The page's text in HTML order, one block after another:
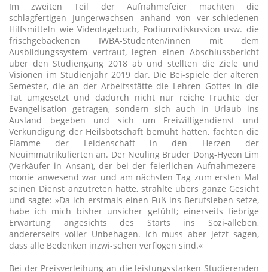
Im zweiten Teil der Aufnahmefeier machten die
schlagfertigen Jungerwachsen anhand von ver-schiedenen
Hilfsmitteln wie Videotagebuch, Podiumsdiskussion usw. die
frischgebackenen IWBA-Studenten/innen mit dem
Ausbildungssystem vertraut, legten einen Abschlussbericht
über den Studiengang 2018 ab und stellten die Ziele und
Visionen im Studienjahr 2019 dar. Die Bei-spiele der älteren
Semester, die an der Arbeitsstätte die Lehren Gottes in die
Tat umgesetzt und dadurch nicht nur reiche Früchte der
Evangelisation getragen, sondern sich auch in Urlaub ins
Ausland begeben und sich um Freiwilligendienst und
Verkündigung der Heilsbotschaft bemüht hatten, fachten die
Flamme der Leidenschaft in den Herzen der
Neuimmatrikulierten an. Der Neuling Bruder Dong-Hyeon Lim
(Verkäufer in Ansan), der bei der feierlichen Aufnahmezere-
monie anwesend war und am nächsten Tag zum ersten Mal
seinen Dienst anzutreten hatte, strahlte übers ganze Gesicht
und sagte: »Da ich erstmals einen Fuß ins Berufsleben setze,
habe ich mich bisher unsicher gefühlt; einerseits fiebrige
Erwartung angesichts des Starts ins Sozi-alleben,
andererseits voller Unbehagen. Ich muss aber jetzt sagen,
dass alle Bedenken inzwi-schen verflogen sind.«
Bei der Preisverleihung an die leistungsstarken Studierenden